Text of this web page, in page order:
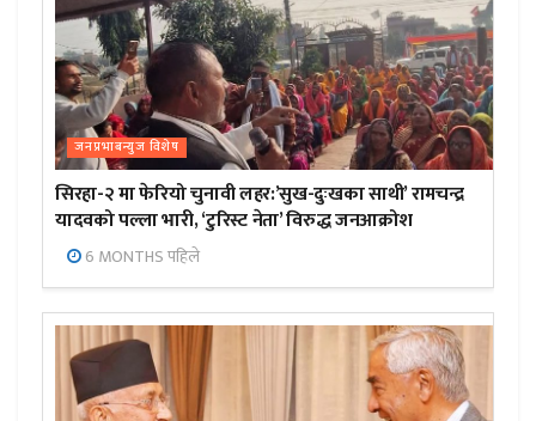
जनप्रभाबन्युज विशेष
सिरहा-२ मा फेरियो चुनावी लहर:’सुख-दुःखका साथी’ रामचन्द्र
यादवको पल्ला भारी, ‘टुरिस्ट नेता’ विरुद्ध जनआक्रोश
6 MONTHS पहिले